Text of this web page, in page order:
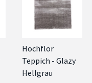
Hochflor
Teppich - Glazy
Hellgrau